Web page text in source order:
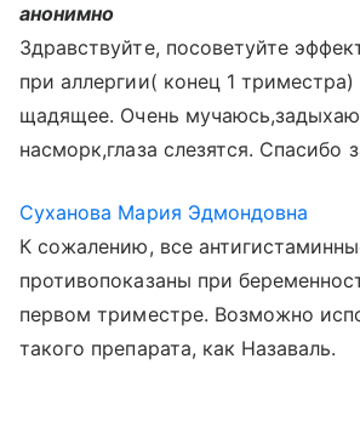
анонимно
Здравствуйте, посоветуйте
при аллергии( конец 1
щадящее. Очень
насморк,глаза слезятся. Спасибо
Суханова Мария Эдмондовна
К сожалению, все
противопоказаны при
первом триместре. Возможно
такого препарата, как Назаваль.